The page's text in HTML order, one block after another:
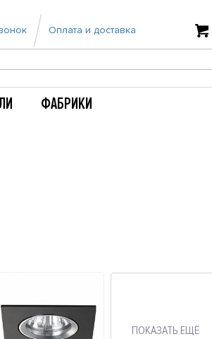
Оплата и доставка
ФАБРИКИ
ПОКАЗАТЬ ЕЩЁ